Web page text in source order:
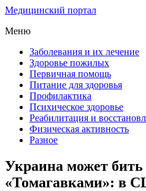
Медицинский портал
Меню
Заболевания и их лечение
Здоровье пожилых
Первичная помощь
Питание для здоровья
Профилактика
Психическое здоровье
Реабилитация и
Физическая активность
Разное
Украина может бить
«Томагавками»: в